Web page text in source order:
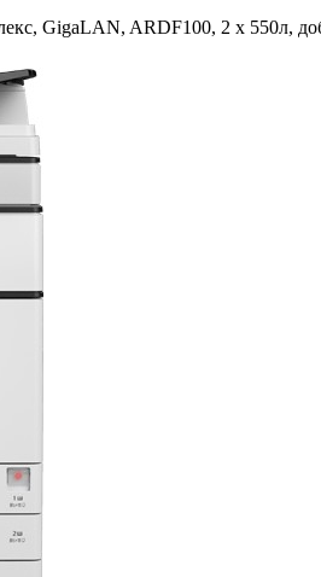
GigaLAN, ARDF100, 2 х 550л,